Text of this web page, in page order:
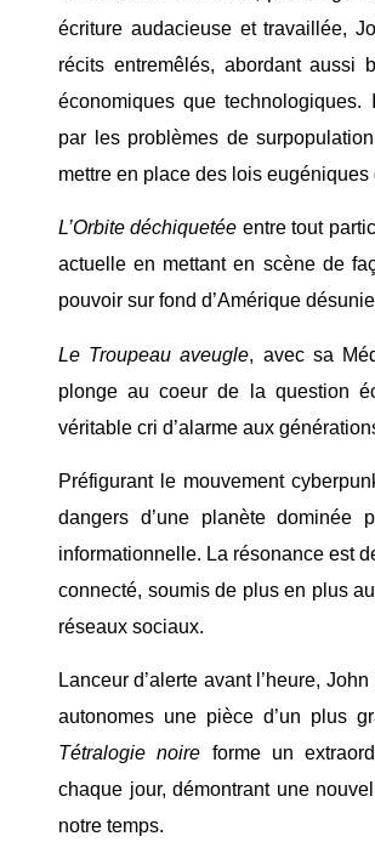
écriture audacieuse et travaillée,
récits entremêlés, abordant aussi
économiques que
par
les problèmes de
mettre en place des lois
L’Orbite déchiquetée entre tout
actuelle en mettant en scène de
pouvoir sur fond d’Amérique
Le Troupeau aveugle, avec sa
plonge au coeur de la question
véritable cri d’alarme aux
Préfigurant le mouvement
dangers d’une planète
informationnelle. La résonance est
connecté, soumis de plus en plus
réseaux sociaux.
Lanceur d’alerte avant l’heure,
autonomes une pièce d’un plus
Tétralogie noire forme un
chaque jour, démontrant une
notre temps.